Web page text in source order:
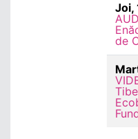
Joi,
de